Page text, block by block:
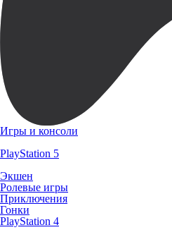
Игры и консоли
PlayStation 5
Экшен
Ролевые игры
Приключения
Гонки
PlayStation 4